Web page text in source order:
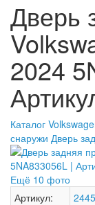
Дверь
2024
Каталог
снаружи Дверь
Ещё 10 фото
Артикул: